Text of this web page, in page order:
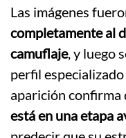
Las imágenes
completamente al
camuflaje, y luego
perfil especializado
aparición confirma
está en una etapa